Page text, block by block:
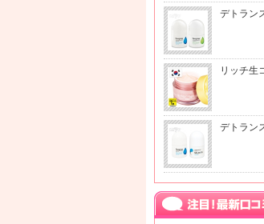
デトラン
リッチ生
デトラン